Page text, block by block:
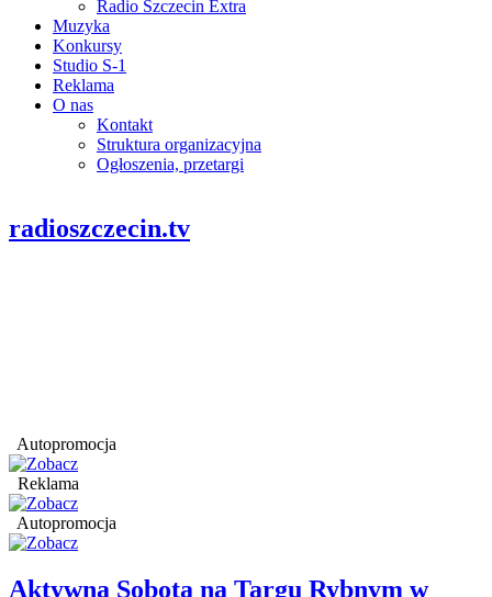
Radio Szczecin Extra
Muzyka
Konkursy
Studio S-1
Reklama
O nas
Kontakt
Struktura organizacyjna
Ogłoszenia, przetargi
radioszczecin.tv
Autopromocja
Reklama
Autopromocja
Aktywna Sobota na Targu Rybnym w